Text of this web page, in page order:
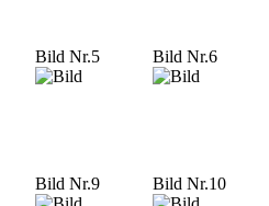
Bild Nr.5 Bild Nr.6
Bild Nr.9 Bild Nr.10